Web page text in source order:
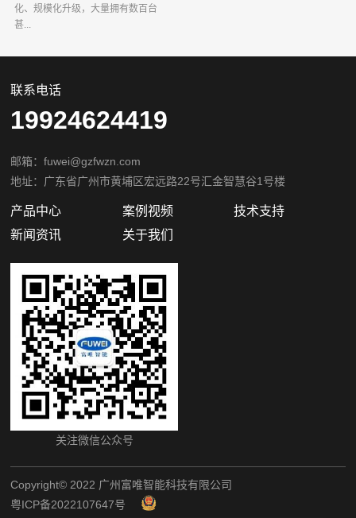
化、规模化升级，大量拥有数百台
甚...
联系电话
19924624419
邮箱：fuwei@gzfwzn.com
地址：广东省广州市黄埔区宏远路22号汇金智慧谷1号楼
产品中心 案例视频
技术支持
新闻资讯
关于我们
关注微信公众号
Copyright©️ 2022 广州富唯智能科技有限公司
粤ICP备2022107647号